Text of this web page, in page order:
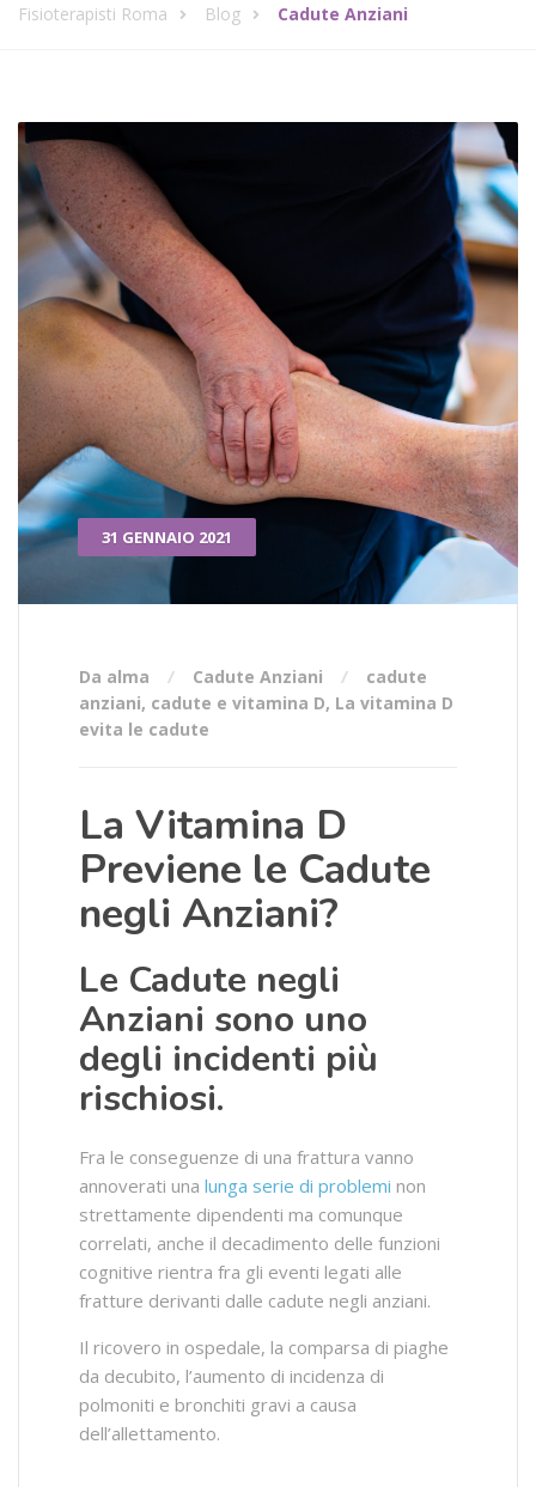
Fisioterapisti Roma Blog Cadute Anziani
31 GENNAIO 2021
Da alma Cadute Anziani
cadute
anziani, cadute e vitamina D, La vitamina D
evita le cadute
La Vitamina D
Previene le Cadute
negli Anziani?
Le Cadute negli
Anziani sono uno
degli incidenti più
rischiosi.
Fra le conseguenze di una frattura vanno
annoverati una lunga serie di problemi non
strettamente dipendenti ma comunque
correlati, anche il decadimento delle funzioni
cognitive rientra fra gli eventi legati alle
fratture derivanti dalle cadute negli anziani.
Il ricovero in ospedale, la comparsa di piaghe
da decubito, l’aumento di incidenza di
polmoniti e bronchiti gravi a causa
dell’allettamento.